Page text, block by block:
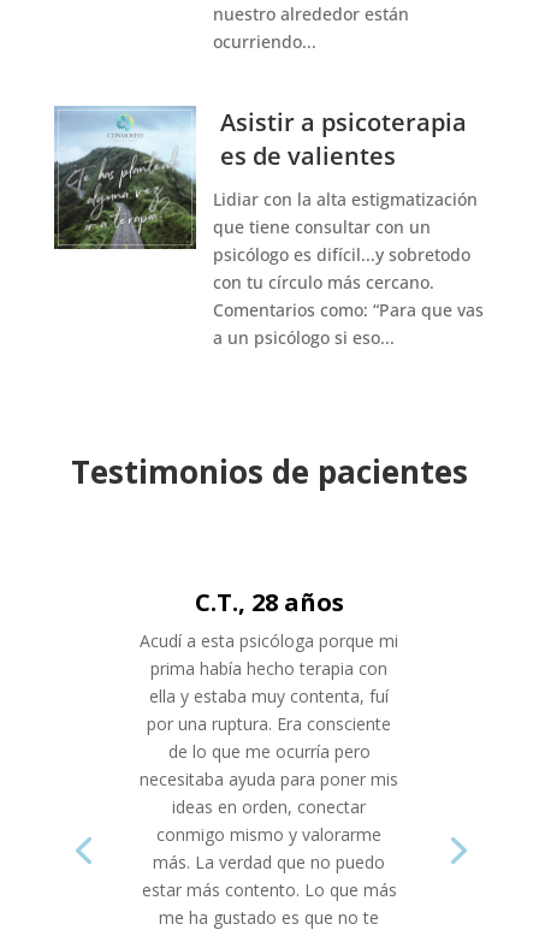
nuestro alrededor están
ocurriendo...
Asistir a psicoterapia
es de valientes
Lidiar con la alta estigmatización
que tiene consultar con un
psicólogo es difícil...y sobretodo
con tu círculo más cercano.
Comentarios como: “Para que vas
a un psicólogo si eso...
Testimonios de pacientes
C.T., 28 años
Acudí a esta psicóloga porque mi
prima había hecho terapia con
ella y estaba muy contenta, fuí
por una ruptura. Era consciente
de lo que me ocurría pero
necesitaba ayuda para poner mis
ideas en orden, conectar
conmigo mismo y valorarme
más. La verdad que no puedo
estar más contento. Lo que más
me ha gustado es que no te